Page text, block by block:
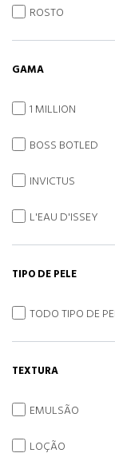
ROSTO
GAMA
1 MILLION
BOSS BOTLED
INVICTUS
L'EAU D'ISSEY
TIPO DE PELE
TODO TIPO DE
TEXTURA
EMULSÃO
LOÇÃO